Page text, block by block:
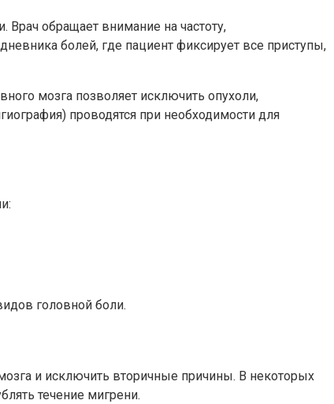
Врач обращает внимание на частоту,
болей, где пациент фиксирует все приступы,
мозга позволяет исключить опухоли,
проводятся при необходимости для
головной боли.
и исключить вторичные причины. В некоторых
течение мигрени.